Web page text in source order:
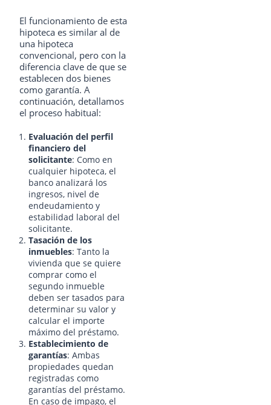
El funcionamiento de esta
hipoteca es similar al de
una hipoteca
convencional, pero con la
diferencia clave de que se
establecen dos bienes
como garantía. A
continuación, detallamos
el proceso habitual:
Evaluación del perfil
financiero del
solicitante: Como en
cualquier hipoteca, el
banco analizará los
ingresos, nivel de
endeudamiento y
estabilidad laboral del
solicitante.
Tasación de los
inmuebles: Tanto la
vivienda que se quiere
comprar como el
segundo inmueble
deben ser tasados para
determinar su valor y
calcular el importe
máximo del préstamo.
Establecimiento de
garantías: Ambas
propiedades quedan
registradas como
garantías del préstamo.
En caso de impago, el